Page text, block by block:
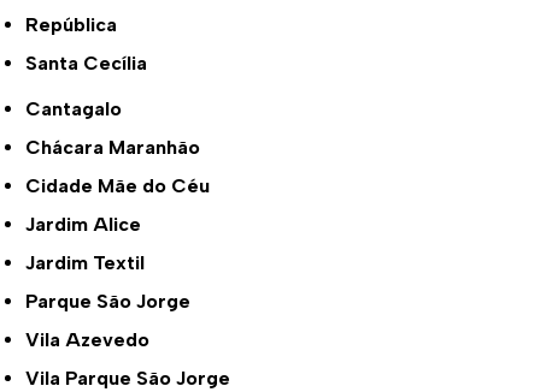
República
Santa Cecília
Cantagalo
Chácara Maranhão
Cidade Mãe do Céu
Jardim Alice
Jardim Textil
Parque São Jorge
Vila Azevedo
Vila Parque São Jorge